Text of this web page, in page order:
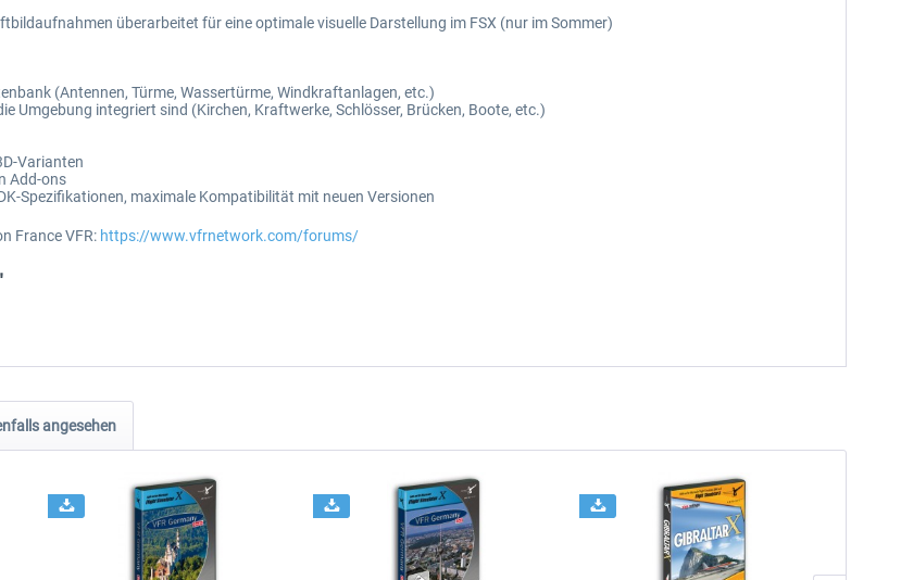
überarbeitet für eine optimale visuelle Darstellung im FSX (nur im Sommer)
(Antennen, Türme, Wassertürme, Windkraftanlagen, etc.)
Umgebung integriert sind (Kirchen, Kraftwerke, Schlösser, Brücken, Boote, etc.)
Varianten
Add-ons
Spezifikationen, maximale Kompatibilität mit neuen Versionen
France VFR: https://www.vfrnetwork.com/forums/
angesehen